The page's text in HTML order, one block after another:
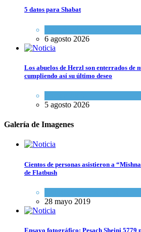
5 datos para Shabat
6 agosto 2026
Los abuelos de Herzl son enterrados de
cumpliendo así su último deseo
5 agosto 2026
Galería de Imagenes
Cientos de personas asistieron a
de Flatbush
28 mayo 2019
Ensayo fotográfico: Pesach Sheini